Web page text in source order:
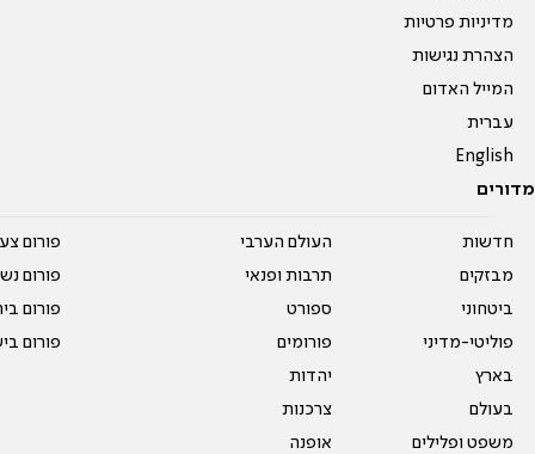
מדיניות פרטיות
הצהרת נגישות
המייל האדום
עברית
English
מדורים
חדשות
מבזקים
ביטחוני
פוליטי-מדיני
בארץ
בעולם
משפט ופלילים
העולם הערבי
תרבות ופנאי
ספורט
פורומים
יהדות
צרכנות
אופנה
פורום
פורום
פורום
פורום